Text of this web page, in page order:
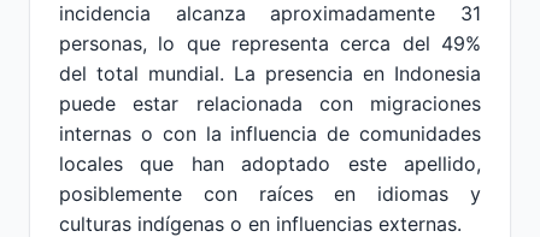
incidencia alcanza aproximadamente 31
personas, lo que representa cerca del 49%
del total mundial. La presencia en Indonesia
puede estar relacionada con migraciones
internas o con la influencia de comunidades
locales que han adoptado este apellido,
posiblemente con raíces en idiomas y
culturas indígenas o en influencias externas.